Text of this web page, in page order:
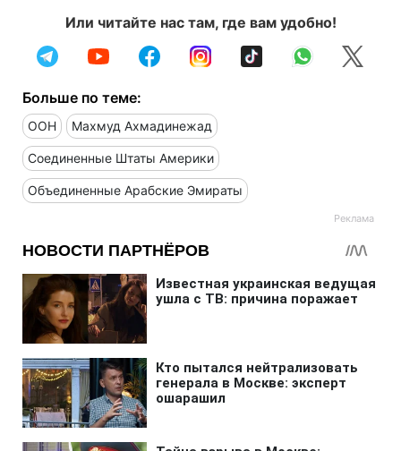
Или читайте нас там, где вам удобно!
Больше по теме:
ООН Махмуд Ахмадинежад
Соединенные Штаты Америки
Объединенные Арабские Эмираты